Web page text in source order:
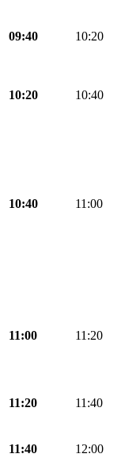
09:40 10:20
10:20 10:40
10:40 11:00
11:00 11:20
11:20 11:40
11:40 12:00